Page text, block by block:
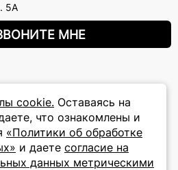
cookie. Оставаясь на
что ознакомлены и
«Политики об обработке
и даете согласие на
данных метрическими
5А
МНЕ
Подписаться на новости